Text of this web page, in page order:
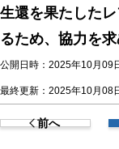
生還を果たした
るため、協力を
公開日時：2025年10月09
最終更新：2025年10月08
前へ